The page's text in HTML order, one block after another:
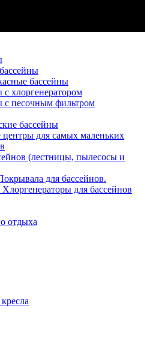
бассейны
хлоргенератором
с песочным фильтром
бассейны
для самых маленьких
(лестницы, пылесосы и
для бассейнов.
для бассейнов
отдыха